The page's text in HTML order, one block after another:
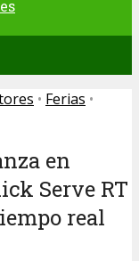
• Ferias •
en
Serve RT
real